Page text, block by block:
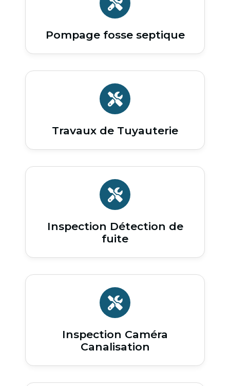
Pompage fosse septique
Travaux de Tuyauterie
Inspection Détection de
fuite
Inspection Caméra
Canalisation